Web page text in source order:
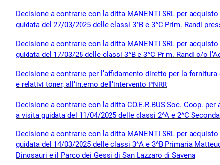
Decisione a contrarre con la ditta MANENTI SRL per
guidata del 27/03/2025 delle classi 3^B e 3^C Prim. Randi
Decisione a contrarre con la ditta MANENTI SRL per
guidata del 17/03/25 delle classi 3^B e 3^C Prim. Randi c/o
Decisione a contrarre per l’affidamento diretto per la
e relativi toner, all’interno dell’intervento PNRR
Decisione a contrarre con la ditta CO.E.R.BUS Soc. Coop.
a visita guidata del 11/04/2025 delle classi 2^A e 2^C
Decisione a contrarre con la ditta MANENTI SRL per
guidata del 14/03/2025 delle classi 3^A e 3^B Primaria
Dinosauri e il Parco dei Gessi di San Lazzaro di Savena